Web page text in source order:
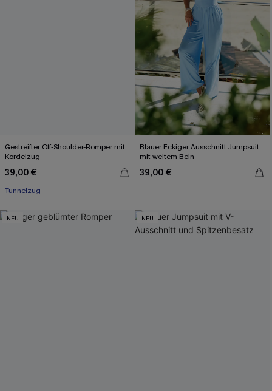
Gestreifter Off-Shoulder-Romper mit
Kordelzug
39,00 €
Tunnelzug
Blauer Eckiger Ausschnitt Jumpsuit
mit weitem Bein
39,00 €
NEU NEU